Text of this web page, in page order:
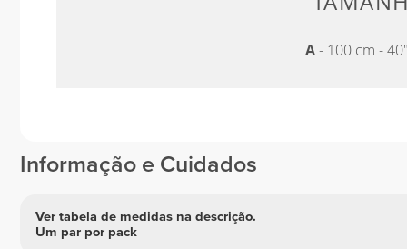
A- 100 cm - 40"
Informação e Cuidados
Ver tabela de medidas na descrição.
Um par por pack